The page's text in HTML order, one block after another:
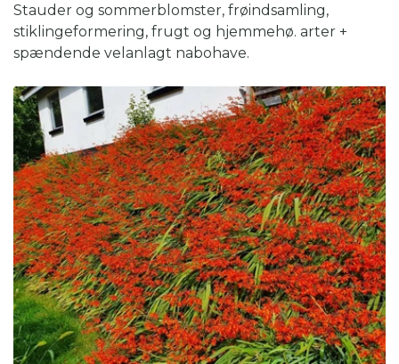
Stauder og sommerblomster, frøindsamling,
stiklingeformering, frugt og hjemmehø. arter +
spændende velanlagt nabohave.